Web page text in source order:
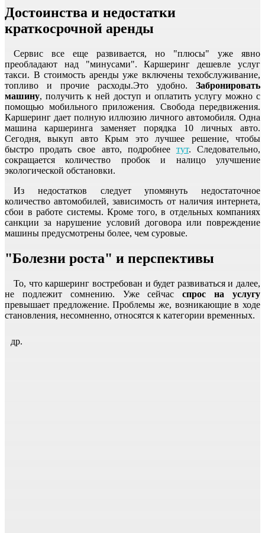
Достоинства и недостатки
краткосрочной аренды
Сервис все еще развивается, но "плюсы" уже явно
преобладают над "минусами". Каршеринг дешевле услуг
такси. В стоимость аренды уже включены техобслуживание,
топливо и прочие расходы.Это удобно. Забронировать
машину, получить к ней доступ и оплатить услугу можно с
помощью мобильного приложения. Свобода передвижения.
Каршеринг дает полную иллюзию личного автомобиля. Одна
машина каршеринга заменяет порядка 10 личных авто.
Сегодня, выкуп авто Крым это лучшее решение, чтобы
быстро продать свое авто, подробнее тут. Следовательно,
сокращается количество пробок и налицо улучшение
экологической обстановки.
Из недостатков следует упомянуть недостаточное
количество автомобилей, зависимость от наличия интернета,
сбои в работе системы. Кроме того, в отдельных компаниях
санкции за нарушение условий договора или повреждение
машины предусмотрены более, чем суровые.
"Болезни роста" и перспективы
То, что каршеринг востребован и будет развиваться и далее,
не подлежит сомнению. Уже сейчасспрос на услугу
превышает предложение. Проблемы же, возникающие в ходе
становления, несомненно, относятся к категории временных.
др.